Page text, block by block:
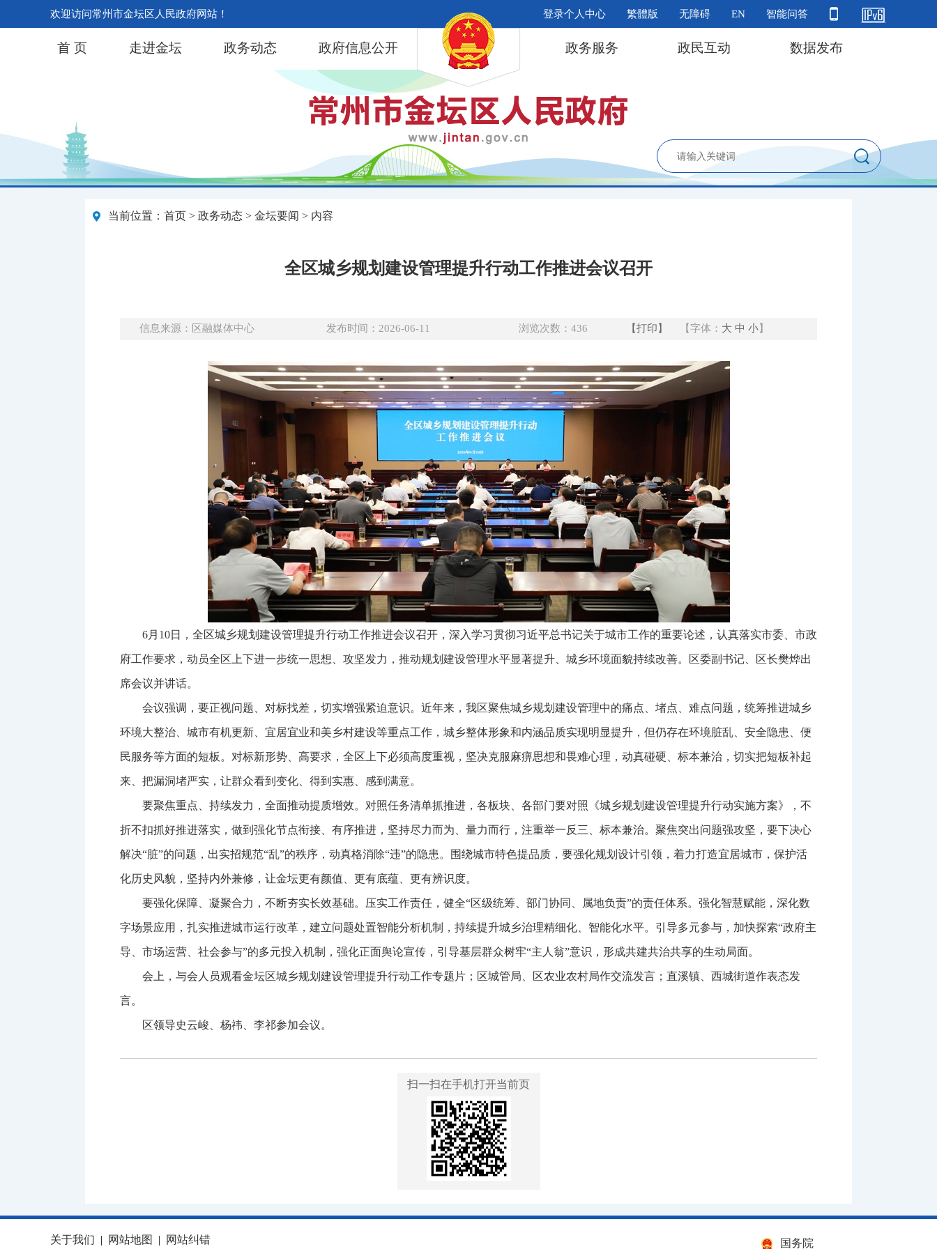
欢迎访问常州市金坛区人民政府网站！ 登录个人中心 繁體版 无障碍 EN 智能问答
首 页 走进金坛 政务动态 政府信息公开 政务服务 政民互动 数据发布
当前位置： 首页 > 政务动态 > 金坛要闻 > 内容
全区城乡规划建设管理提升行动工作推进会议召开
信息来源：区融媒体中心 发布时间：2026-06-11 浏览次数： 436 【打印】 【字体： 大 中 小】
6月10日，全区城乡规划建设管理提升行动工作推进会议召开，深入学习贯彻习近平总书记关于城市工作的重要论述，认真落实市委、市政
府工作要求，动员全区上下进一步统一思想、攻坚发力，推动规划建设管理水平显著提升、城乡环境面貌持续改善。区委副书记、区长樊烨出
席会议并讲话。
会议强调，要正视问题、对标找差，切实增强紧迫意识。近年来，我区聚焦城乡规划建设管理中的痛点、堵点、难点问题，统筹推进城乡
环境大整治、城市有机更新、宜居宜业和美乡村建设等重点工作，城乡整体形象和内涵品质实现明显提升，但仍存在环境脏乱、安全隐患、便
民服务等方面的短板。对标新形势、高要求，全区上下必须高度重视，坚决克服麻痹思想和畏难心理，动真碰硬、标本兼治，切实把短板补起
来、把漏洞堵严实，让群众看到变化、得到实惠、感到满意。
要聚焦重点、持续发力，全面推动提质增效。对照任务清单抓推进，各板块、各部门要对照《城乡规划建设管理提升行动实施方案》，不
折不扣抓好推进落实，做到强化节点衔接、有序推进，坚持尽力而为、量力而行，注重举一反三、标本兼治。聚焦突出问题强攻坚，要下决心
解决“脏”的问题，出实招规范“乱”的秩序，动真格消除“违”的隐患。围绕城市特色提品质，要强化规划设计引领，着力打造宜居城市，保护活
化历史风貌，坚持内外兼修，让金坛更有颜值、更有底蕴、更有辨识度。
要强化保障、凝聚合力，不断夯实长效基础。压实工作责任，健全“区级统筹、部门协同、属地负责”的责任体系。强化智慧赋能，深化数
字场景应用，扎实推进城市运行改革，建立问题处置智能分析机制，持续提升城乡治理精细化、智能化水平。引导多元参与，加快探索“政府主
导、市场运营、社会参与”的多元投入机制，强化正面舆论宣传，引导基层群众树牢“主人翁”意识，形成共建共治共享的生动局面。
会上，与会人员观看金坛区城乡规划建设管理提升行动工作专题片；区城管局、区农业农村局作交流发言；直溪镇、西城街道作表态发
言。
区领导史云峻、杨祎、李祁参加会议。
扫一扫在手机打开当前页
关于我们 | 网站地图 | 网站纠错 国务院